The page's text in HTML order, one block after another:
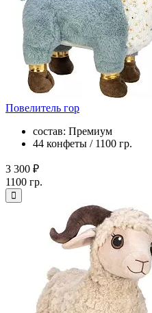
Повелитель гор
состав: Премиум
44 конфеты / 1100 гр.
3 300 ₽
1100 гр.